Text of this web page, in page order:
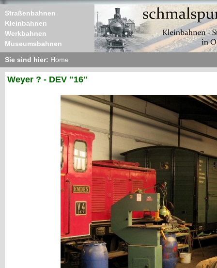
Straßenbahnen
Kleinbahnen
Werkbahnen
Museumsbahnen
Sie sind hier: Home
Weyer ? - DEV "16"